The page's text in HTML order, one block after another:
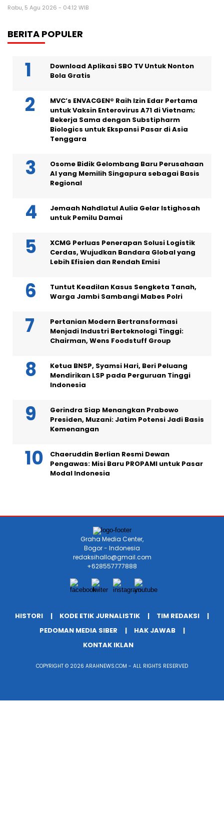
Rabu, 5 Agu 2026 - 04:12 WIB
BERITA POPULER
Download Aplikasi SBO TV Untuk Nonton
Bola Gratis
MVC’s ENVACGEN® Raih Izin Edar Pertama
untuk Vaksin Enterovirus A71 di Vietnam;
Bekerja Sama dengan Substipharm
Biologics untuk Ekspansi Pasar di Asia
Tenggara
Osome Bidik Gelombang Baru Perusahaan
AI yang Memilih Singapura sebagai Basis
Regional
Jemaah Nahdlatul Aulia Gelar Istighosah
untuk Pemilu Damai
XCMG Perluas Penerapan Solusi Logistik
Cerdas, Wujudkan Bandara Global yang
Lebih Efisien dan Rendah Emisi
Tuntut Keadilan Kasus Sengketa Tanah,
Warga Jambi Sambangi Mabes Polri
Pertanian Modern Bertransformasi
Menjadi Industri Berteknologi Tinggi:
Chairman, Wens Foodstuff Group
Ketua BNSP, Syamsi Hari, Beri Peluang
Mendirikan LSP pada Perguruan Tinggi
Indonesia
Gerindra Siap Menangkan Prabowo
Presiden, Muzani: Jatim Potensi Jadi Basis
Kemenangan
Chaeruddin Berlian Resmi Dewan
Pengawas: Misi Baru PROPAMI untuk Pasar
Modal Indonesia
Graha Media Center,
Bogor - Indonesia
redaksihallo@gmail.com
+628557777888
HISTORI KODE ETIK JURNALISTIK
TIM REDAKSI
PEDOMAN MEDIA SIBER
HAK JAWAB
KONTAK IKLAN
COPYRIGHT © 2026 ARAHNEWS.COM - ALL RIGHTS RESERVED